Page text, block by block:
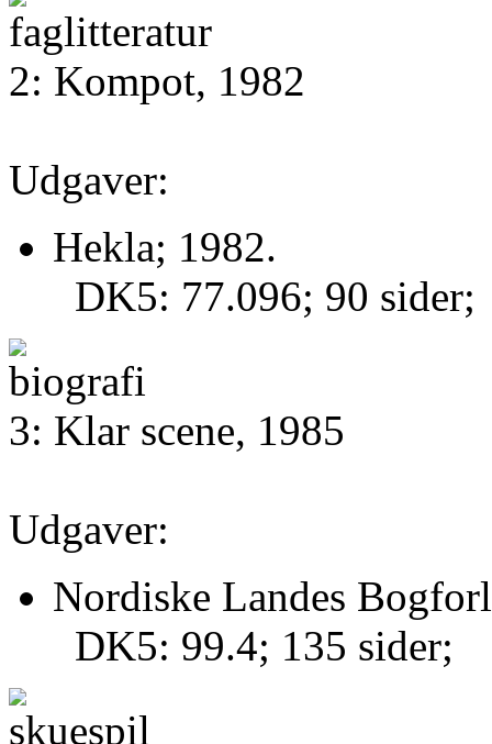
2: Kompot, 1982
Udgaver:
Hekla; 1982.
DK5: 77.096; 90 sider;
3: Klar scene, 1985
Udgaver:
Nordiske Landes
DK5: 99.4; 135 sider;